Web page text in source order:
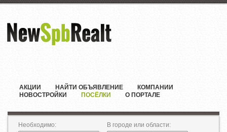
АКЦИИ НАЙТИ ОБЪЯВЛЕНИЕ
КОМПАНИИ
НОВОСТРОЙКИ
ПОСЁЛКИ О ПОРТАЛЕ
Необходимо: В городе или области: